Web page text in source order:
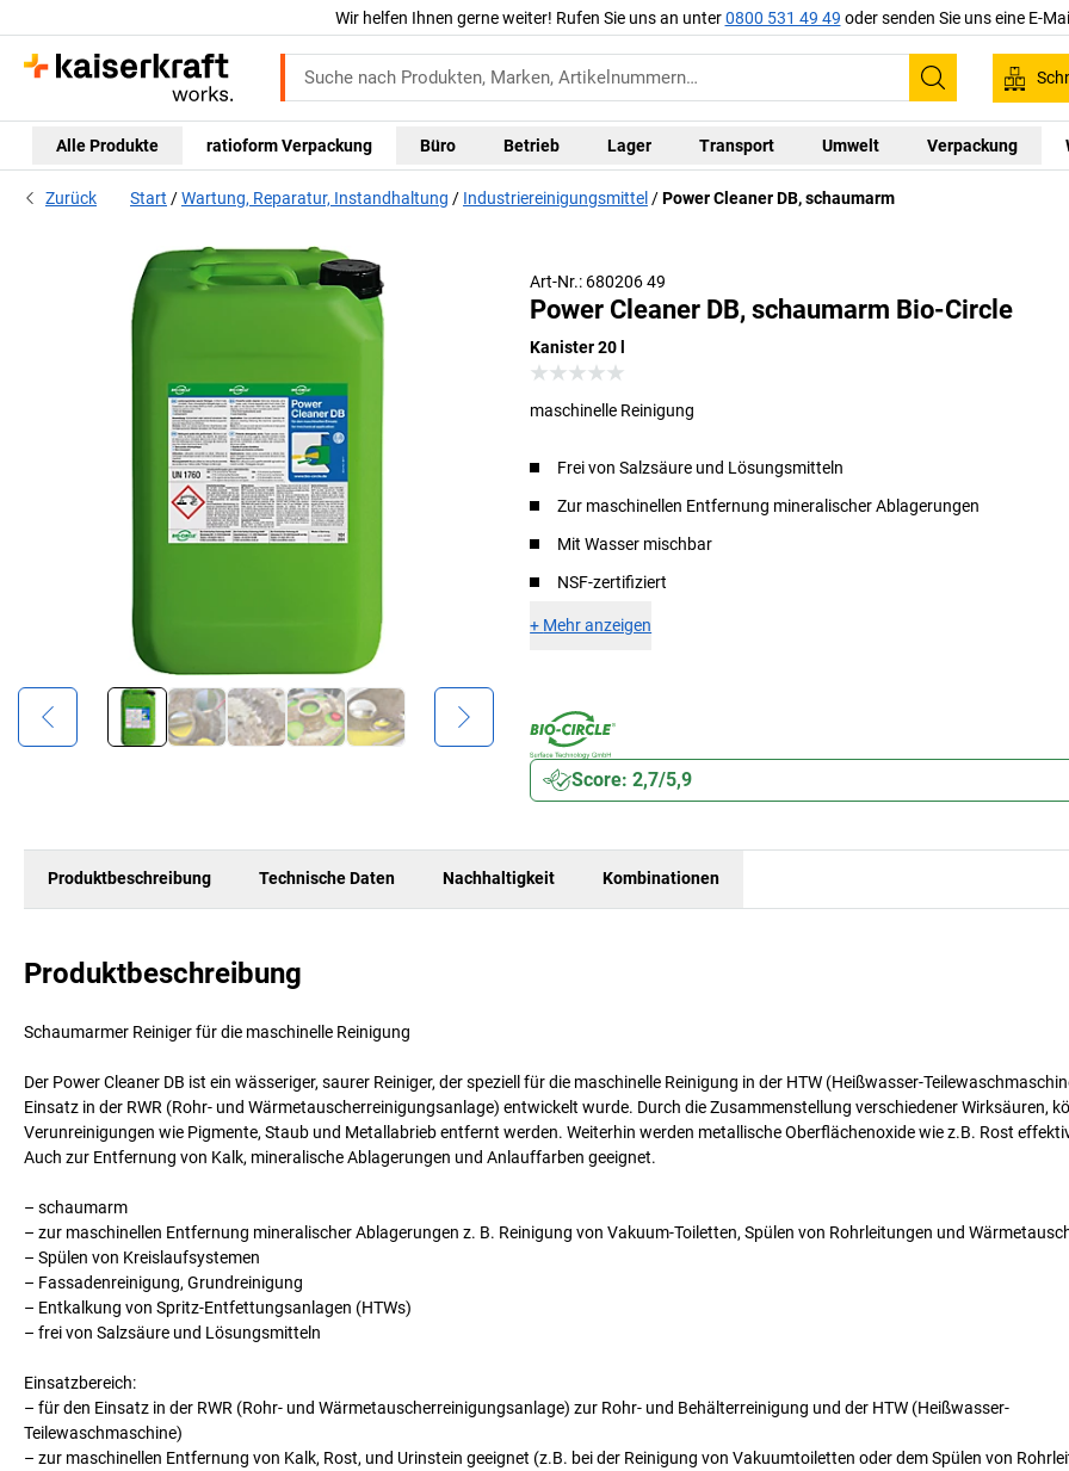
Wir helfen Ihnen gerne weiter! Rufen Sie uns an unter0800 531 49 49 oder senden Sie uns eine E-
Suchen
Alle Produkte ratioform Verpackung Büro Betrieb Lager Transport Umwelt Verpackung
Zurück Start Wartung, Reparatur, Instandhaltung Industriereinigungsmittel Power Cleaner DB, schaumarm
Art-Nr.: 680206 49
Power Cleaner DB, schaumarm Bio-Circle
Kanister 20 l
maschinelle Reinigung
Frei von Salzsäure und Lösungsmitteln
Zur maschinellen Entfernung mineralischer Ablagerungen
Mit Wasser mischbar
NSF-zertifiziert
+ Mehr anzeigen
Score: 2,7/5,9
Produktbeschreibung Technische Daten Nachhaltigkeit Kombinationen
Produktbeschreibung
Schaumarmer Reiniger für die maschinelle Reinigung
Der Power Cleaner DB ist ein wässeriger, saurer Reiniger, der speziell für die maschinelle Reinigung in der HTW (Heißwasser-
Einsatz in der RWR (Rohr- und Wärmetauscherreinigungsanlage) entwickelt wurde. Durch die Zusammenstellung verschiedener Wirksäuren,
Verunreinigungen wie Pigmente, Staub und Metallabrieb entfernt werden. Weiterhin werden metallische Oberflächenoxide wie z.B. Rost
Auch zur Entfernung von Kalk, mineralische Ablagerungen und Anlauffarben geeignet.
– schaumarm
– zur maschinellen Entfernung mineralischer Ablagerungen z. B. Reinigung von Vakuum-Toiletten, Spülen von Rohrleitungen und
– Spülen von Kreislaufsystemen
– Fassadenreinigung, Grundreinigung
– Entkalkung von Spritz-Entfettungsanlagen (HTWs)
– frei von Salzsäure und Lösungsmitteln
Einsatzbereich:
– für den Einsatz in der RWR (Rohr- und Wärmetauscherreinigungsanlage) zur Rohr- und Behälterreinigung und der HTW (Heißwasser-
Teilewaschmaschine)
– zur maschinellen Entfernung von Kalk, Rost, und Urinstein geeignet (z.B. bei der Reinigung von Vakuumtoiletten oder dem Spülen von